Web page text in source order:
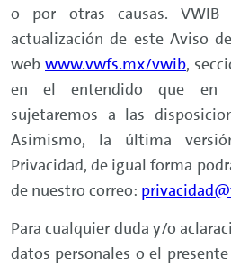
o por otras causas. VWIB
actualización de este Aviso
web www.vwfs.mx/vwib,
en el entendido que en
sujetaremos a las
Asimismo, la última
Privacidad, de igual forma
de nuestro correo:
Para cualquier duda y/o
datos personales o el